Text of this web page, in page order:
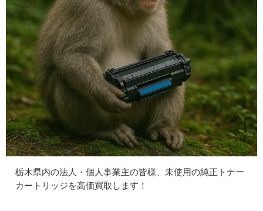
栃木県内の法人・個人事業主の皆様、未使用の純正トナー
カートリッジを高価買取します！